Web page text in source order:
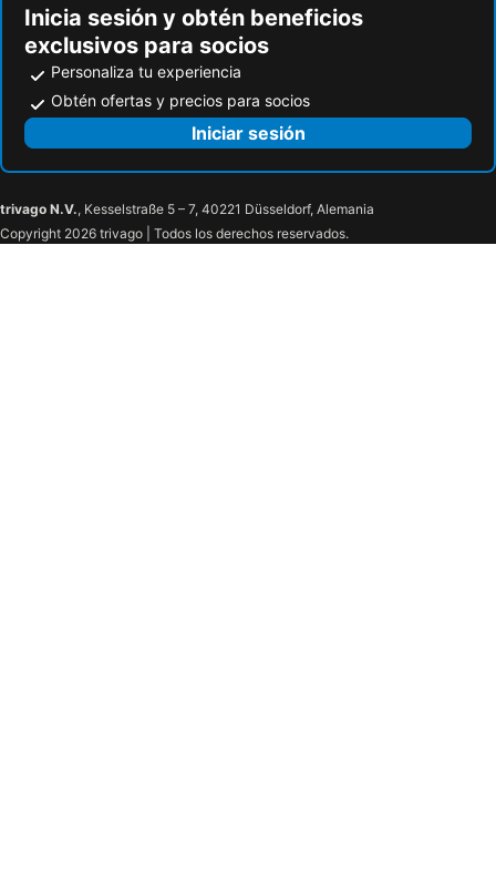
Inicia sesión y obtén beneficios
exclusivos para socios
Personaliza tu experiencia
Obtén ofertas y precios para socios
Iniciar sesión
trivago N.V., Kesselstraße 5 – 7, 40221 Düsseldorf, Alemania
Copyright 2026 trivago | Todos los derechos reservados.